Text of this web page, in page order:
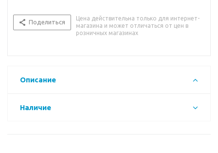
Поделиться
Цена действительна только для интернет-
магазина и может отличаться от цен в
розничных магазинах
Описание
Наличие